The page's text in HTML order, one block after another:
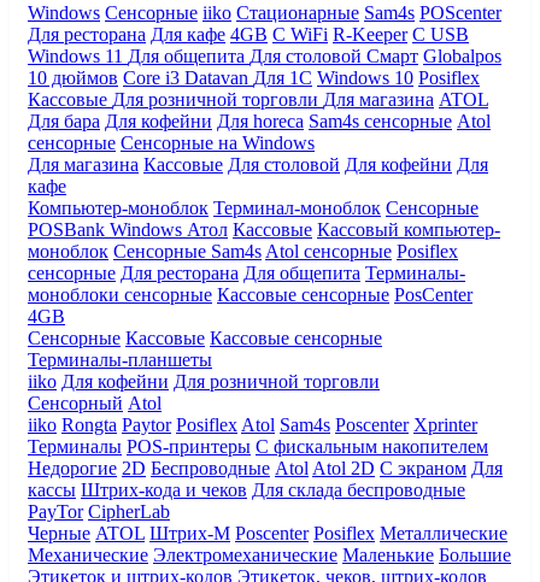
Windows Сенсорные iiko Стационарные Sam4s POScenter
Для ресторана Для кафе 4GB С WiFi R-Keeper С USB
Windows 11 Для общепита Для столовой Смарт Globalpos
10 дюймов Core i3 Datavan Для 1С Windows 10 Posiflex
Кассовые Для розничной торговли Для магазина ATOL
Для бара Для кофейни Для horeca Sam4s сенсорные Atol
сенсорные Сенсорные на Windows
Для магазина Кассовые Для столовой Для кофейни Для
кафе
Компьютер-моноблок Терминал-моноблок Сенсорные
POSBank Windows Атол Кассовые Кассовый компьютер-
моноблок Сенсорные Sam4s Atol сенсорные Posiflex
сенсорные Для ресторана Для общепита Терминалы-
моноблоки сенсорные Кассовые сенсорные PosCenter
4GB
Сенсорные Кассовые Кассовые сенсорные
Терминалы-планшеты
iiko Для кофейни Для розничной торговли
Сенсорный Atol
iiko Rongta Paytor Posiflex Atol Sam4s Poscenter Xprinter
Терминалы POS-принтеры С фискальным накопителем
Недорогие 2D Беспроводные Atol Atol 2D С экраном Для
кассы Штрих-кода и чеков Для склада беспроводные
PayTor CipherLab
Черные ATOL Штрих-М Poscenter Posiflex Металлические
Механические Электромеханические Маленькие Большие
Этикеток и штрих-кодов Этикеток, чеков, штрих-кодов